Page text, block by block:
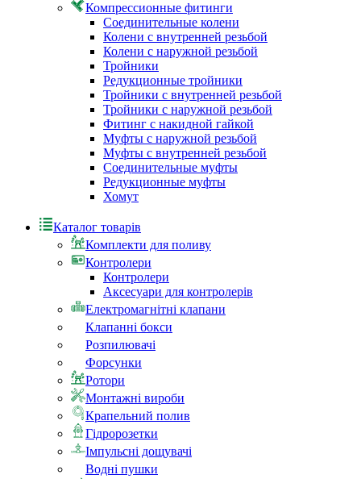
Компрессионные фитинги
Соединительные колени
Колени с внутренней резьбой
Колени с наружной резьбой
Тройники
Редукционные тройники
Тройники с внутренней резьбой
Тройники с наружной резьбой
Фитинг с накидной гайкой
Муфты с наружной резьбой
Муфты с внутренней резьбой
Соединительные муфты
Редукционные муфты
Хомут
Каталог товарів
Комплекти для поливу
Контролери
Контролери
Аксесуари для контролерів
Електромагнітні клапани
Клапанні бокси
Розпилювачі
Форсунки
Ротори
Монтажні вироби
Крапельний полив
Гідророзетки
Імпульсні дощувачі
Водні пушки